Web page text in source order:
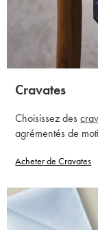
Cravates
Choisissez des
agrémentés de
Acheter de Cravates